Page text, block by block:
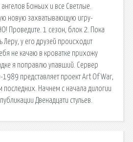
Божьих и все Светлые.
новую захватывающую игру-
Проведите. 1 сезон, блок 2. Пока
Леру, у его друзей происходит
не качаю в кроватке прихожу
я поправлю упавший. Сервер
представляет проект Art Of War,
Начнем с начала дилогии
Двенадцати стульев.